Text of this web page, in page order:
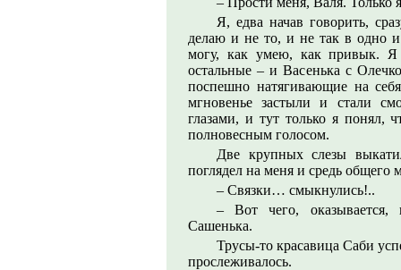
Я, едва начав говорить,
делаю и не то, и не так в одно
могу, как умею, как привык.
остальные – и Васенька с
поспешно натягивающие на
мгновенье застыли и стали
глазами, и тут только я понял,
полновесным голосом.
Две крупных слезы
поглядел на меня и средь общего
– Связки… смыкнулись!..
– Вот чего,
Сашенька.
Трусы-то красавица Саби
прослеживалось.